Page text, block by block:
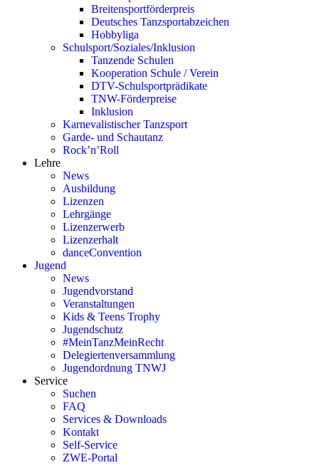
Breitensportförderpreis
Deutsches Tanzsportabzeichen
Hobbyliga
Schulsport/Soziales/Inklusion
Tanzende Schulen
Kooperation Schule / Verein
DTV-Schulsportprädikate
TNW-Förderpreise
Inklusion
Karnevalistischer Tanzsport
Garde- und Schautanz
Rock’n’Roll
Lehre
News
Ausbildung
Lizenzen
Lehrgänge
Lizenzerwerb
Lizenzerhalt
danceConvention
Jugend
News
Jugendvorstand
Veranstaltungen
Kids & Teens Trophy
Jugendschutz
#MeinTanzMeinRecht
Delegiertenversammlung
Jugendordnung TNWJ
Service
Suchen
FAQ
Services & Downloads
Kontakt
Self-Service
ZWE-Portal